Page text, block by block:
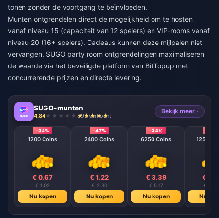
tonen zonder de voortgang te beïnvloeden.
Munten ontgrendelen direct de mogelijkheid om te hosten
vanaf niveau 15 (capaciteit van 12 spelers) en VIP-rooms vanaf
niveau 20 (16+ spelers). Cadeaus kunnen deze mijlpalen niet
vervangen. SUGO party room ontgrendelingen maximaliseren
de waarde via het beveiligde platform van BitTopup met
concurrerende prijzen en directe levering.
SUGO-munten
4.84 899 verkocht
Bekijk meer ›
-34%
1200 Coins
€ 0.67
€ 1.02
Nu kopen
-47%
2400 Coins
€ 1.22
€ 2.30
Nu kopen
-34%
6250 Coins
€ 3.39
€ 5.17
Nu kopen
12500
€
€
Nu